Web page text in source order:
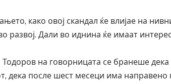
како овој скандал ќе влијае на
развој. Дали во иднина ќе имаат
на говорницата се бранеше дека
дека после шест месеци има